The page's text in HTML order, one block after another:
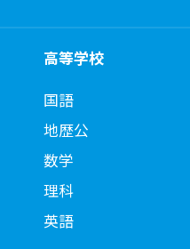
高等学校
国語
地歴公
数学
理科
英語